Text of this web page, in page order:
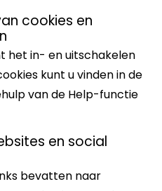
cookies en
het in- en uitschakelen
kunt u vinden in de
van de Help-functie
en social
bevatten naar